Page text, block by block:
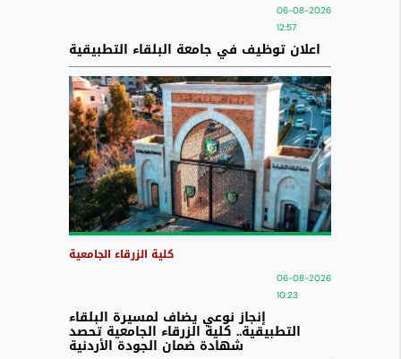
06-08-2026
12:57
اعلان توظيف في جامعة البلقاء التطبيقية
كلية الزرقاء الجامعية
06-08-2026
10:23
إنجاز نوعي يضاف لمسيرة البلقاء
التطبيقية.. كلية الزرقاء الجامعية تحصد
شهادة ضمان الجودة الأردنية